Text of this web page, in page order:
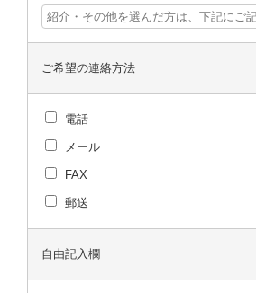
ご希望の連絡方法
電話
メール
FAX
郵送
自由記入欄